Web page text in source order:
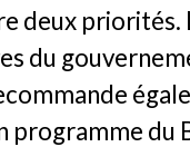
deux priorités.
du
programme du